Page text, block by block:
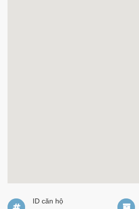
ID căn hộ